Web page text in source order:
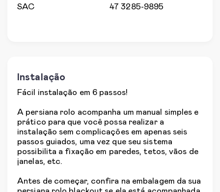
SAC
47 3285-9895
Instalação
Fácil instalação em 6 passos!
A persiana rolo acompanha um manual simples e
prático para que você possa realizar a
instalação sem complicações em apenas seis
passos guiados, uma vez que seu sistema
possibilita a fixação em paredes, tetos, vãos de
janelas, etc.
Antes de começar, confira na embalagem da sua